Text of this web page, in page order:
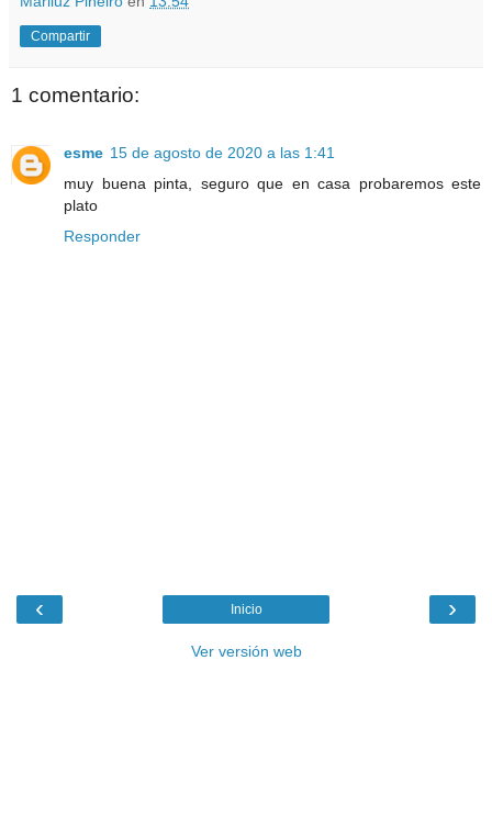
Compartir
1 comentario:
esme 15 de agosto de 2020 a las 1:41
muy buena pinta, seguro que en casa probaremos este
plato
Responder
‹ ›
Inicio
Ver versión web